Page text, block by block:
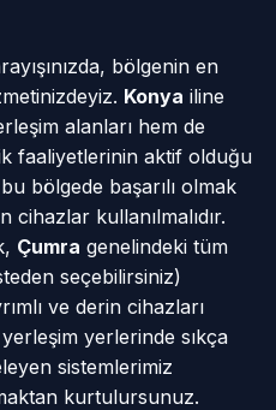
bölgenin en
Konya iline
alanları hem de
faaliyetlerinin aktif olduğu
bölgede başarılı olmak
kullanılmalıdır.
Çumra genelindeki tüm
seçebilirsiniz)
ve derin cihazları
yerlerinde sıkça
sistemlerimiz
kurtulursunuz.